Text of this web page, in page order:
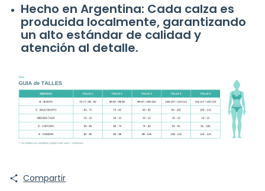
Hecho en Argentina: Cada calza es
producida localmente, garantizando
un alto estándar de calidad y
atención al detalle.
Compartir